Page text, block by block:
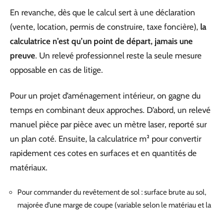
En revanche, dès que le calcul sert à une déclaration
(vente, location, permis de construire, taxe foncière), la
calculatrice n’est qu’un point de départ, jamais une
preuve. Un relevé professionnel reste la seule mesure
opposable en cas de litige.
Pour un projet d’aménagement intérieur, on gagne du
temps en combinant deux approches. D’abord, un relevé
manuel pièce par pièce avec un mètre laser, reporté sur
un plan coté. Ensuite, la calculatrice m² pour convertir
rapidement ces cotes en surfaces et en quantités de
matériaux.
Pour commander du revêtement de sol : surface brute au sol,
majorée d’une marge de coupe (variable selon le matériau et la